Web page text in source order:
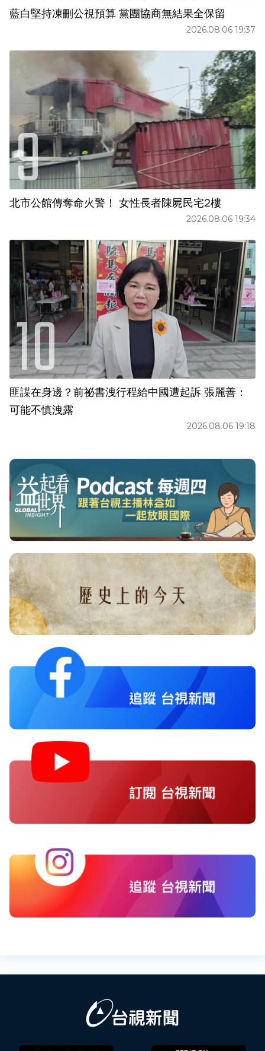
藍白堅持凍刪公視預算 黨團協商無結果全保留
2026.08.06 19:37
北市公館傳奪命火警！ 女性長者陳屍民宅2樓
2026.08.06 19:34
匪諜在身邊？前祕書洩行程給中國遭起訴 張麗善：
可能不慎洩露
2026.08.06 19:18